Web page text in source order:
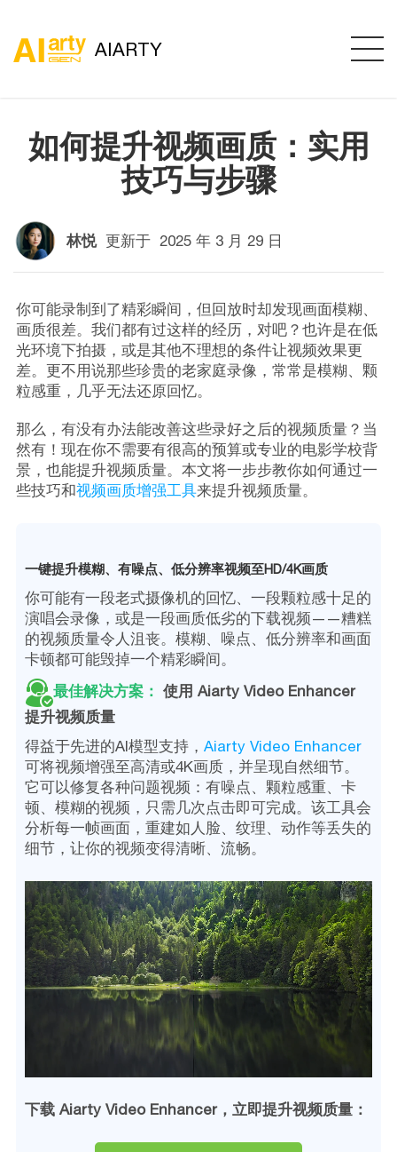
AIARTY
如何提升视频画质：实用
技巧与步骤
林悦更新于 2025 年 3 月 29 日
你可能录制到了精彩瞬间，但回放时却发现画面模糊、
画质很差。我们都有过这样的经历，对吧？也许是在低
光环境下拍摄，或是其他不理想的条件让视频效果更
差。更不用说那些珍贵的老家庭录像，常常是模糊、颗
粒感重，几乎无法还原回忆。
那么，有没有办法能改善这些录好之后的视频质量？当
然有！现在你不需要有很高的预算或专业的电影学校背
景，也能提升视频质量。本文将一步步教你如何通过一
些技巧和视频画质增强工具来提升视频质量。
一键提升模糊、有噪点、低分辨率视频至HD/4K画质
你可能有一段老式摄像机的回忆、一段颗粒感十足的
演唱会录像，或是一段画质低劣的下载视频——糟糕
的视频质量令人沮丧。模糊、噪点、低分辨率和画面
卡顿都可能毁掉一个精彩瞬间。
最佳解决方案： 使用 Aiarty Video Enhancer
提升视频质量
得益于先进的AI模型支持， Aiarty Video Enhancer
可将视频增强至高清或4K画质，并呈现自然细节。
它可以修复各种问题视频：有噪点、颗粒感重、卡
顿、模糊的视频，只需几次点击即可完成。该工具会
分析每一帧画面，重建如人脸、纹理、动作等丢失的
细节，让你的视频变得清晰、流畅。
下载 Aiarty Video Enhancer，立即提升视频质量：